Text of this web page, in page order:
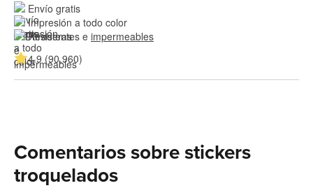
Envío gratis
Impresión a todo color
Resistentes e impermeables
4.9 (90,960)
Comentarios sobre stickers
troquelados